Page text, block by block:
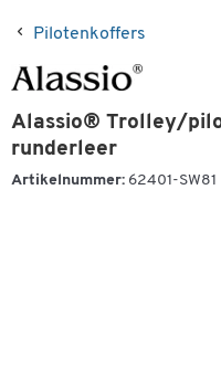
Pilotenkoffers
Alassio® Trolley/
runderleer
Artikelnummer: 62401-SW81